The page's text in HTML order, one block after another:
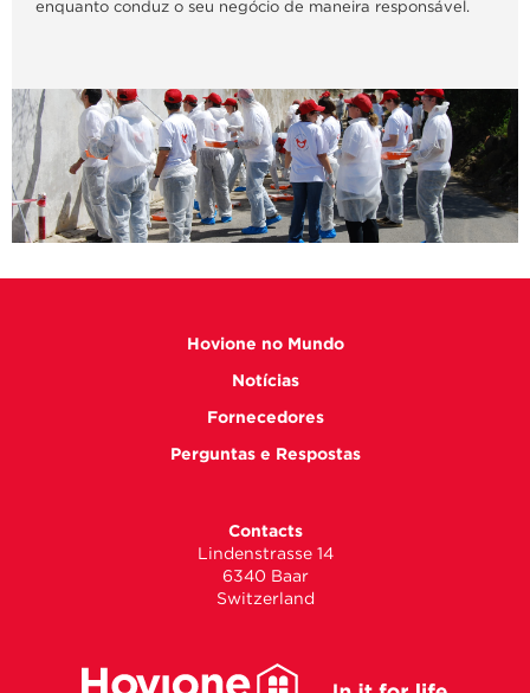
enquanto conduz o seu negócio de maneira responsável.
Hovione no Mundo
Notícias
Fornecedores
Perguntas e Respostas
Contacts
Lindenstrasse 14
6340 Baar
Switzerland